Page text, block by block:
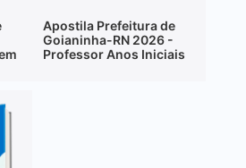
Apostila Prefeitura de
Goianinha-RN 2026 -
Professor Anos Iniciais